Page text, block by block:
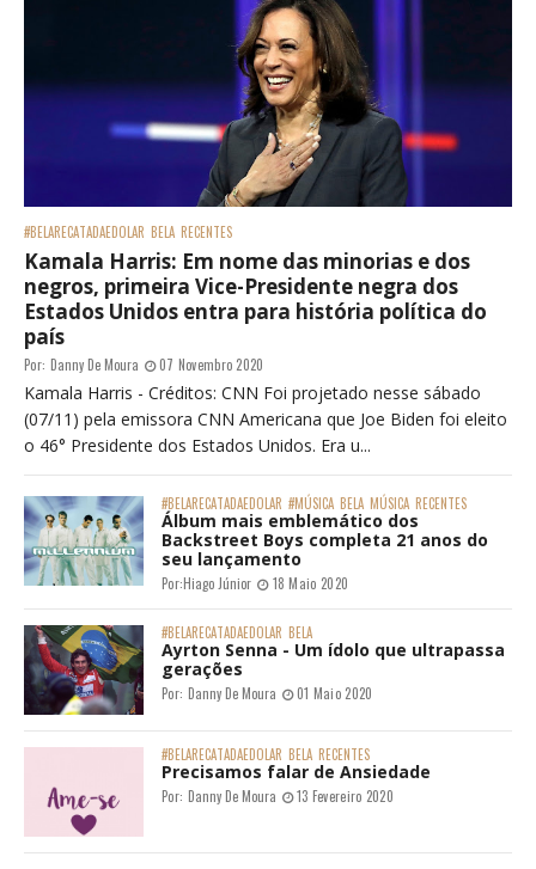
#BELARECATADAEDOLAR BELA RECENTES
Kamala Harris: Em nome das minorias e dos
negros, primeira Vice-Presidente negra dos
Estados Unidos entra para história política do
país
Por: Danny De Moura 07 Novembro 2020
Kamala Harris - Créditos: CNN Foi projetado nesse sábado
(07/11) pela emissora CNN Americana que Joe Biden foi eleito
o 46° Presidente dos Estados Unidos. Era u...
#BELARECATADAEDOLAR #MÚSICA BELA MÚSICA RECENTES
Álbum mais emblemático dos
Backstreet Boys completa 21 anos do
seu lançamento
Por:Hiago Júnior 18 Maio 2020
#BELARECATADAEDOLAR BELA
Ayrton Senna - Um ídolo que ultrapassa
gerações
Por: Danny De Moura 01 Maio 2020
#BELARECATADAEDOLAR BELA RECENTES
Precisamos falar de Ansiedade
Por: Danny De Moura 13 Fevereiro 2020